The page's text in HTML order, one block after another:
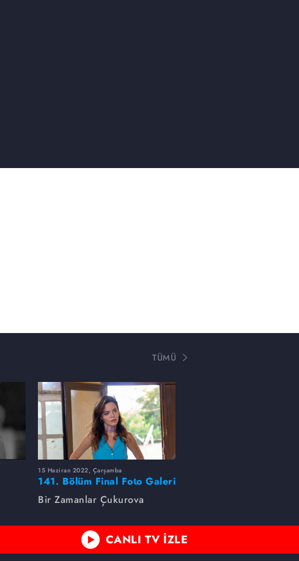
TÜMÜ
15 Haziran 2022, Çarşamba
141. Bölüm Final Foto Galeri
Bir Zamanlar Çukurova
CANLI TV İZLE